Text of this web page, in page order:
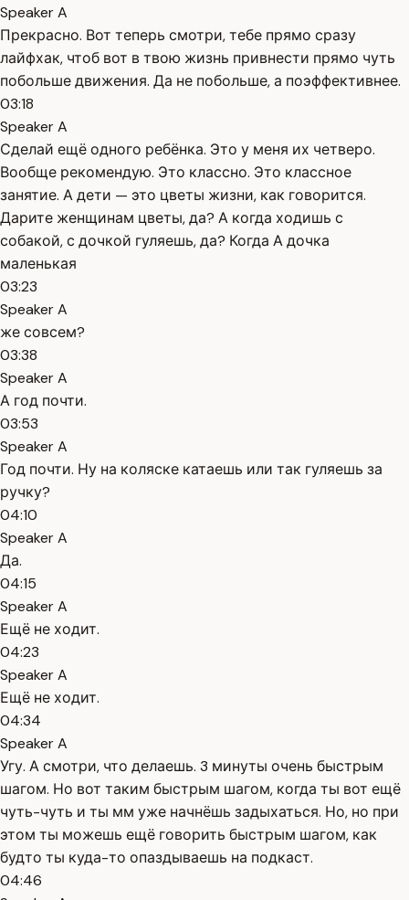
Speaker A
Прекрасно. Вот теперь смотри, тебе прямо сразу
лайфхак, чтоб вот в твою жизнь привнести прямо чуть
побольше движения. Да не побольше, а поэффективнее.
03:18
Speaker A
Сделай ещё одного ребёнка. Это у меня их четверо.
Вообще рекомендую. Это классно. Это классное
занятие. А дети — это цветы жизни, как говорится.
Дарите женщинам цветы, да? А когда ходишь с
собакой, с дочкой гуляешь, да? Когда А дочка
маленькая
03:23
Speaker A
же совсем?
03:38
Speaker A
А год почти.
03:53
Speaker A
Год почти. Ну на коляске катаешь или так гуляешь за
ручку?
04:10
Speaker A
Да.
04:15
Speaker A
Ещё не ходит.
04:23
Speaker A
Ещё не ходит.
04:34
Speaker A
Угу. А смотри, что делаешь. 3 минуты очень быстрым
шагом. Но вот таким быстрым шагом, когда ты вот ещё
чуть-чуть и ты мм уже начнёшь задыхаться. Но, но при
этом ты можешь ещё говорить быстрым шагом, как
будто ты куда-то опаздываешь на подкаст.
04:46